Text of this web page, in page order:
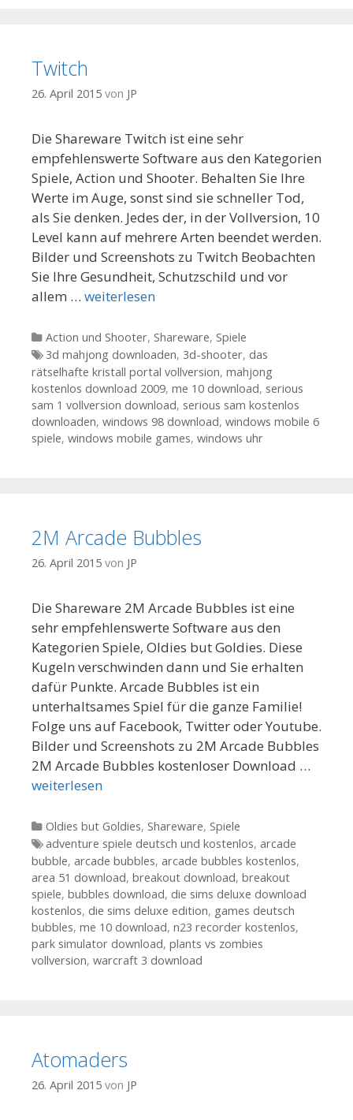
Twitch
26. April 2015 von JP
Die Shareware Twitch ist eine sehr
empfehlenswerte Software aus den Kategorien
Spiele, Action und Shooter. Behalten Sie Ihre
Werte im Auge, sonst sind sie schneller Tod,
als Sie denken. Jedes der, in der Vollversion, 10
Level kann auf mehrere Arten beendet werden.
Bilder und Screenshots zu Twitch Beobachten
Sie Ihre Gesundheit, Schutzschild und vor
allem … weiterlesen
Kategorien
Action und Shooter, Shareware, Spiele
Tags
3d mahjong downloaden, 3d-shooter, das
rätselhafte kristall portal vollversion, mahjong
kostenlos download 2009, me 10 download, serious
sam 1 vollversion download, serious sam kostenlos
downloaden, windows 98 download, windows mobile 6
spiele, windows mobile games, windows uhr
2M Arcade Bubbles
26. April 2015 von JP
Die Shareware 2M Arcade Bubbles ist eine
sehr empfehlenswerte Software aus den
Kategorien Spiele, Oldies but Goldies. Diese
Kugeln verschwinden dann und Sie erhalten
dafür Punkte. Arcade Bubbles ist ein
unterhaltsames Spiel für die ganze Familie!
Folge uns auf Facebook, Twitter oder Youtube.
Bilder und Screenshots zu 2M Arcade Bubbles
2M Arcade Bubbles kostenloser Download …
weiterlesen
Kategorien
Oldies but Goldies, Shareware, Spiele
Tags
adventure spiele deutsch und kostenlos, arcade
bubble, arcade bubbles, arcade bubbles kostenlos,
area 51 download, breakout download, breakout
spiele, bubbles download, die sims deluxe download
kostenlos, die sims deluxe edition, games deutsch
bubbles, me 10 download, n23 recorder kostenlos,
park simulator download, plants vs zombies
vollversion, warcraft 3 download
Atomaders
26. April 2015 von JP